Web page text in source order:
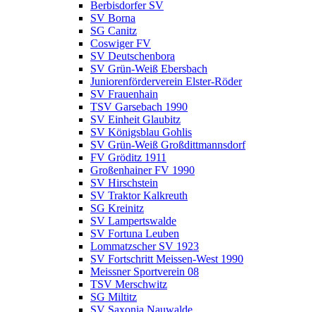
Berbisdorfer SV
SV Borna
SG Canitz
Coswiger FV
SV Deutschenbora
SV Grün-Weiß Ebersbach
Juniorenförderverein Elster-Röder
SV Frauenhain
TSV Garsebach 1990
SV Einheit Glaubitz
SV Königsblau Gohlis
SV Grün-Weiß Großdittmannsdorf
FV Gröditz 1911
Großenhainer FV 1990
SV Hirschstein
SV Traktor Kalkreuth
SG Kreinitz
SV Lampertswalde
SV Fortuna Leuben
Lommatzscher SV 1923
SV Fortschritt Meissen-West 1990
Meissner Sportverein 08
TSV Merschwitz
SG Miltitz
SV Saxonia Nauwalde